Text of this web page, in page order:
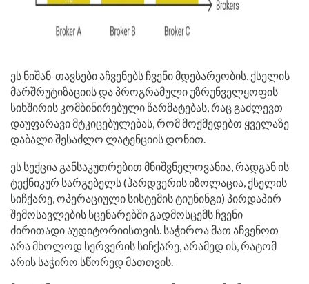
ეს ნიშან-თავსები აჩვენებს ჩვენი მდებარეობის, ქსელის
მარშრუტიზაციის და პროგრამული უზრუნველყოფის
სიხშირის კომბინირებული წარმატებას, რაც გაძლევთ
დაუფარავი მტკიცებულებას, რომ მოქმედებთ ყველაზე
დაბალი შესაძლო ლატენციის დონით.
ეს სექცია განსაკუთრებით მნიშვნელოვანია, რადგან ის
ტექნიკურ სარგებელს (ჰარდვერის იზოლაცია, ქსელის
სიჩქარე, ოპერაციული სისტემის ტიუნინგი) პირდაპირ
შემოსავლების სცენარებში გადმოსცემს ჩვენი
ძირითადი აუდიტორიისთვის. საჭიროა მათ აჩვენოთ
არა მხოლოდ სერვერის სიჩქარე, არამედ ის, რატომ
არის საჭირო სწორედ მათთვის.